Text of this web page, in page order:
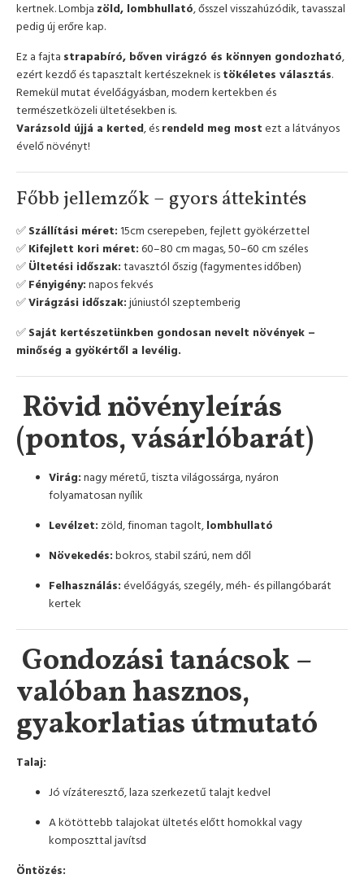
kertnek. Lombja zöld, lombhullató, ősszel visszahúzódik, tavasszal
pedig új erőre kap.
Ez a fajta strapabíró, bőven virágzó és könnyen gondozható,
ezért kezdő és tapasztalt kertészeknek is tökéletes választás.
Remekül mutat évelőágyásban, modern kertekben és
természetközeli ültetésekben is.
Varázsold újjá a kerted, és rendeld meg most ezt a látványos
évelő növényt!
Főbb jellemzők – gyors áttekintés
✅ Szállítási méret: 15cm cserepeben, fejlett gyökérzettel
✅ Kifejlett kori méret: 60–80 cm magas, 50–60 cm széles
✅ Ültetési időszak: tavasztól őszig (fagymentes időben)
✅ Fényigény: napos fekvés
✅Virágzási időszak: júniustól szeptemberig
✅ Saját kertészetünkben gondosan nevelt növények –
minőség a gyökértől a levélig.
Rövid növényleírás
(pontos, vásárlóbarát)
Virág: nagy méretű, tiszta világossárga, nyáron
folyamatosan nyílik
Levélzet: zöld, finoman tagolt, lombhullató
Növekedés: bokros, stabil szárú, nem dől
Felhasználás: évelőágyás, szegély, méh- és pillangóbarát
kertek
Gondozási tanácsok –
valóban hasznos,
gyakorlatias útmutató
Talaj:
Jó vízáteresztő, laza szerkezetű talajt kedvel
A kötöttebb talajokat ültetés előtt homokkal vagy
komposzttal javítsd
Öntözés: